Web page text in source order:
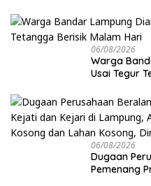
06/08/2026
Warga
Usai Tegur
06/08/2026
Dugaan
Pemenang